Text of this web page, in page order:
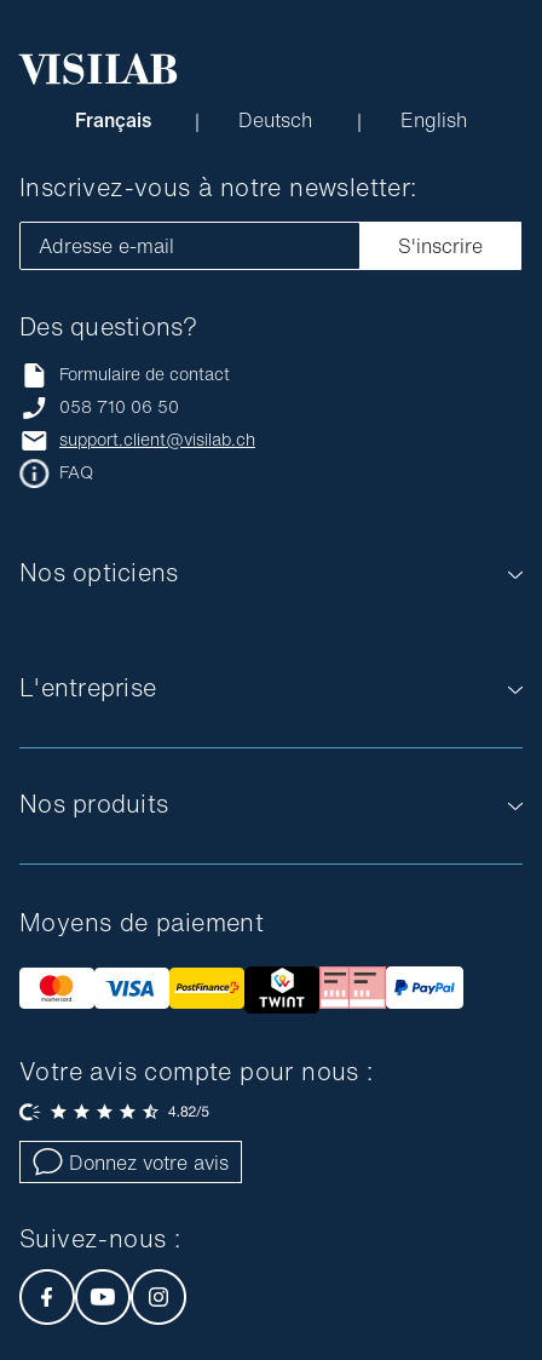
Français Deutsch English
L'entreprise
Nos produits
Nos opticiens
Des questions?
Formulaire de contact
058 710 06 50
support.client@visilab.ch
FAQ
Inscrivez-vous à notre newsletter:
Adresse e-mail S'inscrire
Moyens de paiement
Votre avis compte pour nous :
Donnez votre avis
Suivez-nous :